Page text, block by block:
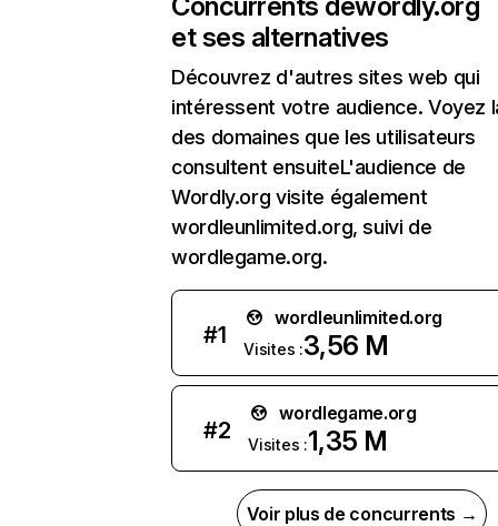
et ses alternatives
Découvrez d'autres sites web qui
intéressent votre audience. Voyez
des domaines que les utilisateurs
consultent ensuiteL'audience de
Wordly.org visite également
wordleunlimited.org, suivi de
wordlegame.org.
#1
wordleunlimited.org
Visites :3,56 M
#2
wordlegame.org
Visites :1,35 M
Voir plus de concurrents →